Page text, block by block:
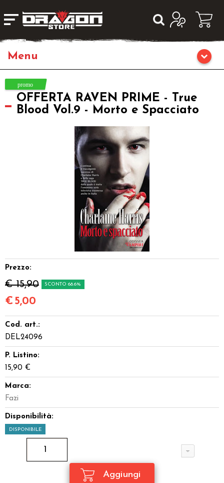
Giochi da Tavolo
Giochi di Ruolo
Giochi di Carte Collezionabili
Accessori
Giocattoli e Gadget
OFFERTA RAVEN PRIME - True
Blood Vol.9 - Morto e Spacciato
Prezzo:
€ 15,90 SCONTO 68.6%
€ 5,00
Cod. art.:
DEL24096
P. Listino:
15,90 €
Marca:
Fazi
Disponibilità:
DISPONIBILE